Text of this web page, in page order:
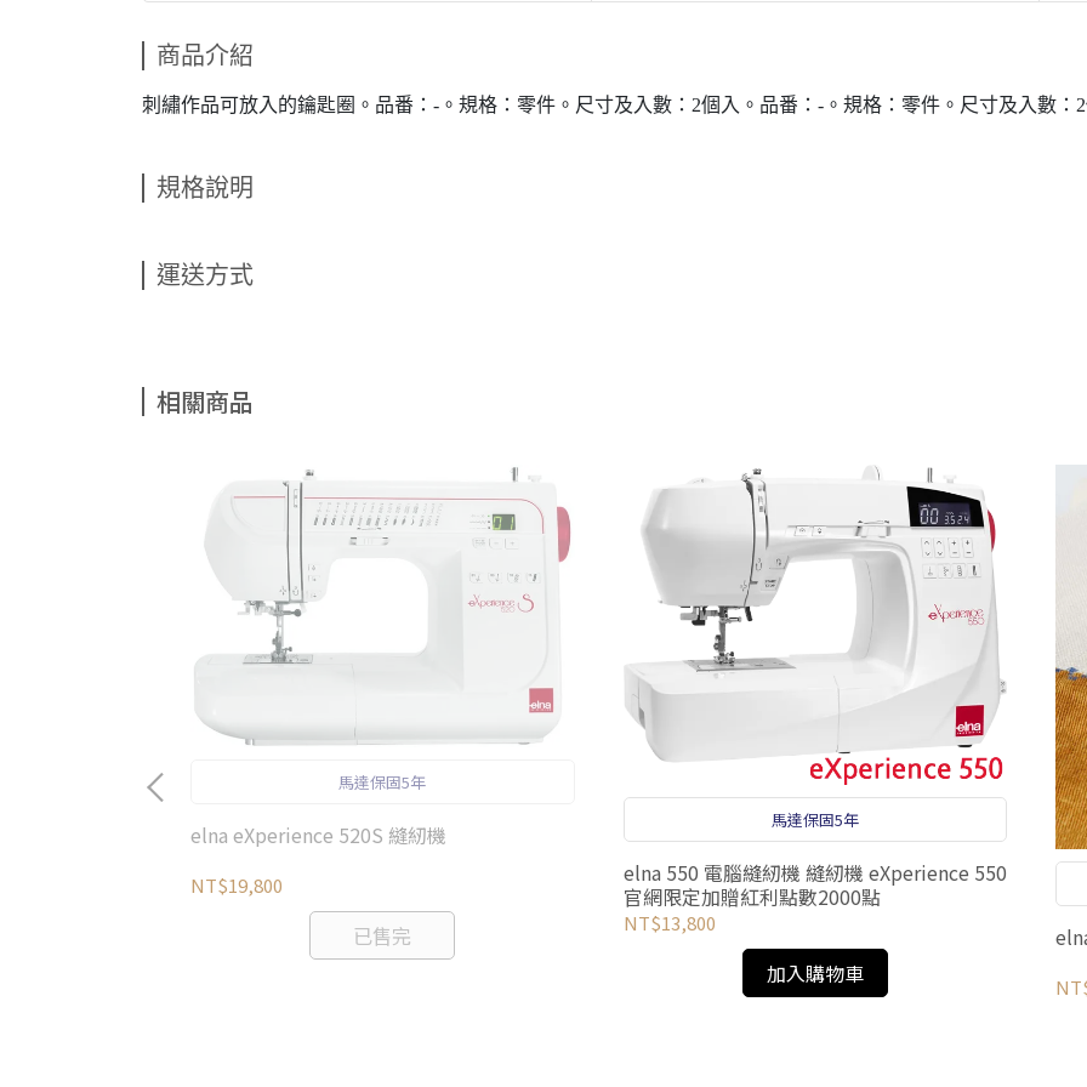
商品介紹
刺繡作品可放入的鑰匙圈。品番：-。規格：零件。尺寸及入數：2個入。品番：-。規格：零件。尺寸及入數：
規格說明
運送方式
相關商品
馬達保固5年
elna eXperience 520S 縫紉機
NT$19,800
已售完
馬達保固5年
elna 550 電腦縫紉機 縫紉機 eXperience 550
官網限定加贈紅利點數2000點
NT$13,800
加入購物車